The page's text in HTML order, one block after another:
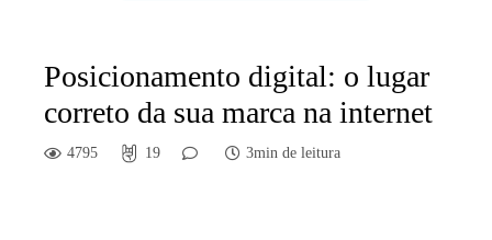
Posicionamento digital: o lugar
correto da sua marca na internet
4795 19 3min de leitura